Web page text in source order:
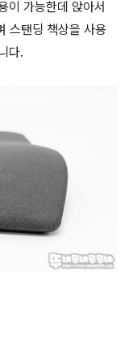
이 가능한데 앉아서
스탠딩 책상을 사용
다.